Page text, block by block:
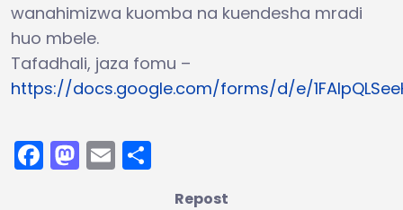
wanahimizwa kuomba na kuendesha mradi
huo mbele.
Tafadhali, jaza fomu –
https://docs.google.com/forms/d/e/
Facebook
Mastodon
Email
Repost